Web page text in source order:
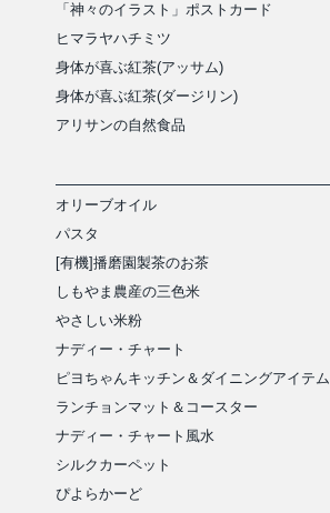
「神々のイラスト」ポストカード
ヒマラヤハチミツ
身体が喜ぶ紅茶(アッサム)
身体が喜ぶ紅茶(ダージリン)
アリサンの自然食品
オリーブオイル
パスタ
[有機]播磨園製茶のお茶
しもやま農産の三色米
やさしい米粉
ナディー・チャート
ピヨちゃんキッチン＆ダイニングアイテム
ランチョンマット＆コースター
ナディー・チャート風水
シルクカーペット
ぴよらかーど